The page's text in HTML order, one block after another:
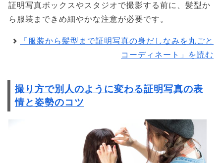
証明写真ボックスやスタジオで撮影する前に、髪型か
ら服装まできめ細やかな注意が必要です。
「服装から髪型まで証明写真の身だしなみを丸ごと
コーディネート」を読む
撮り方で別人のように変わる証明写真の表
情と姿勢のコツ